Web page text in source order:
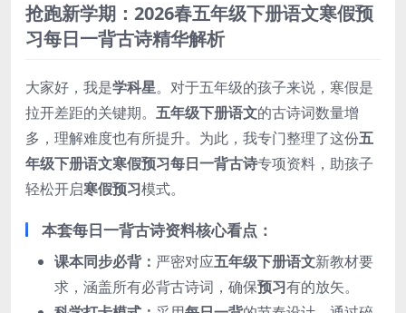
抢跑新学期：2026春五年级下册语文寒假预
习每日一背古诗精华解析
大家好，我是学科星。对于五年级的孩子来说，寒假是
拉开差距的关键期。 五年级下册语文的古诗词数量增
多，理解难度也有所提升。为此，我专门整理了这份五
年级下册语文寒假预习每日一背古诗专项资料，助孩子
轻松开启寒假预习模式。
本套每日一背古诗资料核心看点：
课本同步必背： 严密对应五年级下册语文新教材要
求，涵盖所有必背古诗词，确保预习有的放矢。